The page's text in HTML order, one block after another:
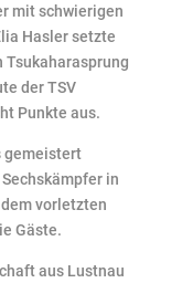
mit schwierigen
Hasler setzte
Tsukaharasprung
der TSV
Punkte aus.
gemeistert
in
vorletzten
Gäste.
aus Lustnau